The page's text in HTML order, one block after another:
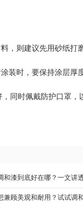
，则建议先用砂纸打
装时，要保持涂层厚
同时佩戴防护口罩，
和漆到底好在哪？一文讲
兼顾美观和耐用？试试调